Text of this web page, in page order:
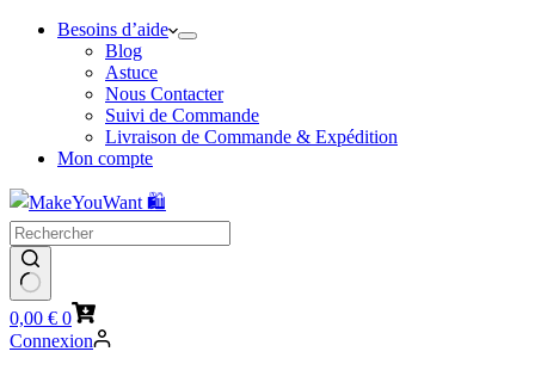
Besoins d’aide
Blog
Astuce
Nous Contacter
Suivi de Commande
Livraison de Commande & Expédition
Mon compte
Panier
d’achat
0,00 € 0
Connexion